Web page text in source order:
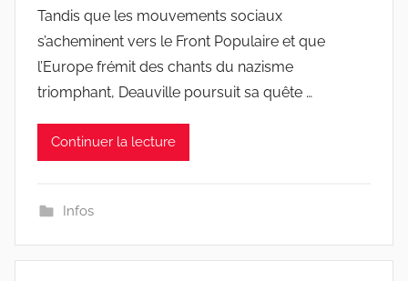
Tandis que les mouvements sociaux
s’acheminent vers le Front Populaire et que
l’Europe frémit des chants du nazisme
triomphant, Deauville poursuit sa quête …
Continuer la lecture
Infos